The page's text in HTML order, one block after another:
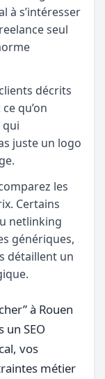
à s’intéresser
seul
décrits
qu’on
qui
juste un logo
les
Certains
netlinking
génériques,
détaillent un
à Rouen
SEO
vos
métier